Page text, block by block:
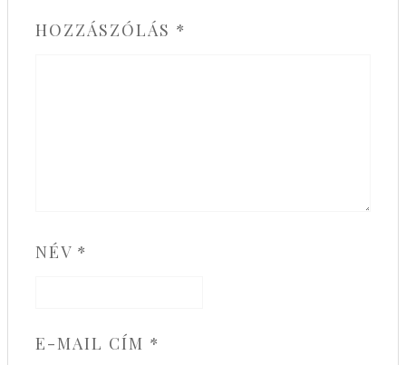
HOZZÁSZÓLÁS *
NÉV *
E-MAIL CÍM *